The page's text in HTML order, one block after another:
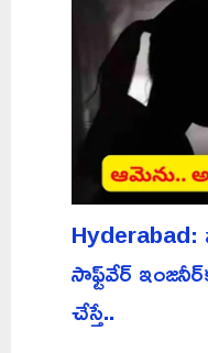
Hyderabad:
సాఫ్ట్‌వేర్
చేస్తే..